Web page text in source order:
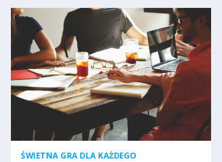
ŚWIETNA GRA DLA KAŻDEGO